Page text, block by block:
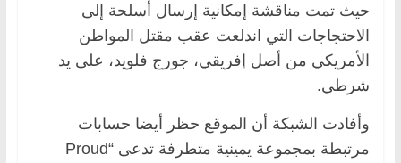
حيث تمت مناقشة إمكانية إرسال أسلحة إلى
الاحتجاجات التي اندلعت عقب مقتل المواطن
الأمريكي من أصل إفريقي، جورج فلويد، على يد
شرطي.
وأفادت الشبكة أن الموقع حظر أيضا حسابات
مرتبطة بمجموعة يمينية متطرفة تدعى “Proud